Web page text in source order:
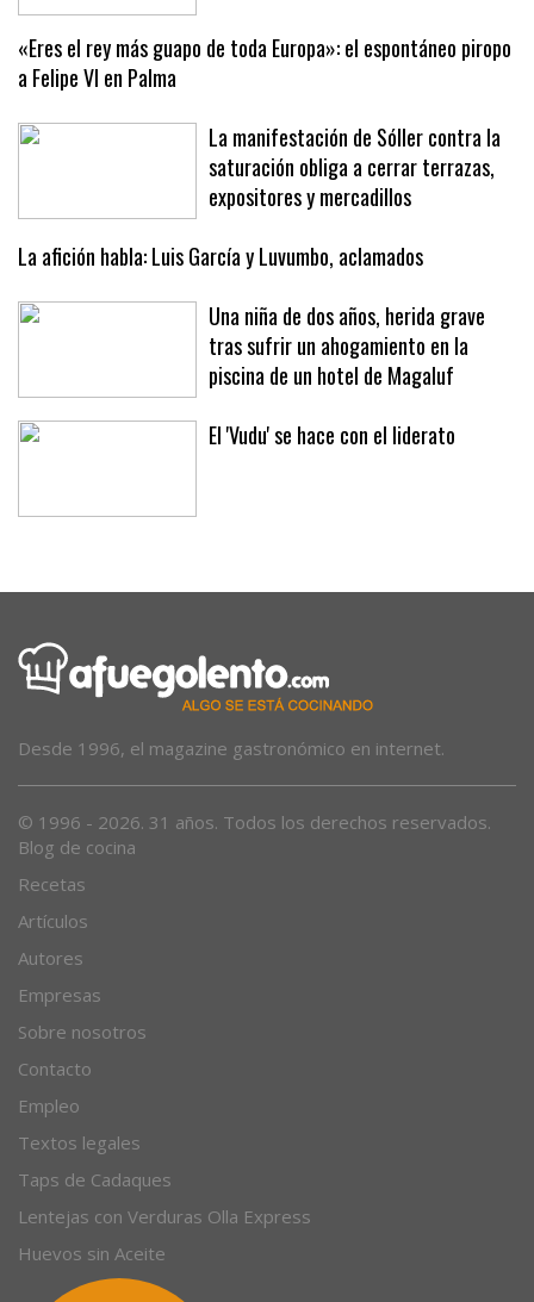
«Eres el rey más guapo de toda Europa»: el espontáneo piropo
a Felipe VI en Palma
La manifestación de Sóller contra la
saturación obliga a cerrar terrazas,
expositores y mercadillos
La afición habla: Luis García y Luvumbo, aclamados
Una niña de dos años, herida grave
tras sufrir un ahogamiento en la
piscina de un hotel de Magaluf
Blog de cocina
Recetas
Artículos
Autores
Empresas
Sobre nosotros
Contacto
Empleo
Textos legales
Taps de Cadaques
Lentejas con Verduras Olla Express